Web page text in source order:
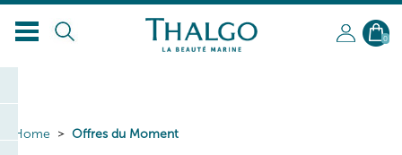
0
Home Offres du Moment